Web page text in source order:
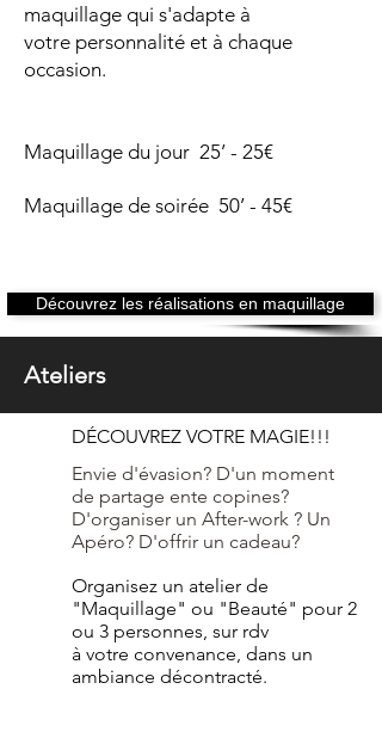
maquillage qui s'adapte à
votre personnalité et à chaque
occasion.
Maquillage du jour 25’ - 25€
Maquillage de soirée 50’ - 45€
Découvrez les réalisations en maquillage
Ateliers
DÉCOUVREZ VOTRE MAGIE!!!
Envie d'évasion? D'un moment
de partage ente copines?
D'organiser un After-work ? Un
Apéro? D'offrir un cadeau?
Organisez un atelier de
"Maquillage" ou "Beauté" pour 2
ou 3 personnes, sur rdv
à votre convenance, dans un
ambiance décontracté.